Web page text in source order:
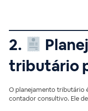
2.
tributário
O planejamento tributário
contador consultivo. Ele